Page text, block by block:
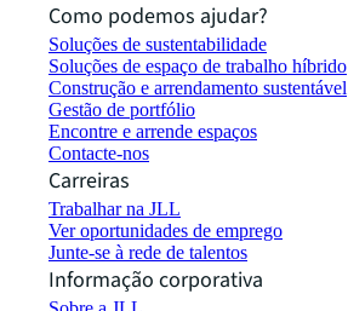
Como podemos ajudar?
Soluções de sustentabilidade
Soluções de espaço de trabalho híbrido
Construção e arrendamento sustentável
Gestão de portfólio
Encontre e arrende espaços
Contacte-nos
Carreiras
Trabalhar na JLL
Ver oportunidades de emprego
Junte-se à rede de talentos
Informação corporativa